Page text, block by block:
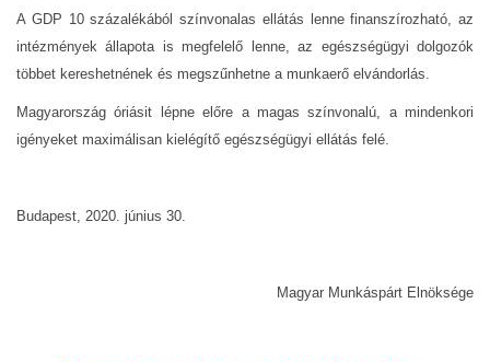
A GDP 10 százalékából színvonalas ellátás lenne finanszírozható, az
intézmények állapota is megfelelő lenne, az egészségügyi dolgozók
többet kereshetnének és megszűnhetne a munkaerő elvándorlás.
Magyarország óriásit lépne előre a magas színvonalú, a mindenkori
igényeket maximálisan kielégítő egészségügyi ellátás felé.
Budapest, 2020. június 30.
Magyar Munkáspárt Elnöksége